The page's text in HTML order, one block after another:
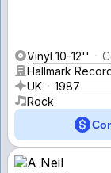
Vinyl 10-12''
Hallmark
UK
1987
Rock